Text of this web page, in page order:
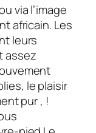
via l’image
africain. Les
leurs
assez
le plaisir
pur , !